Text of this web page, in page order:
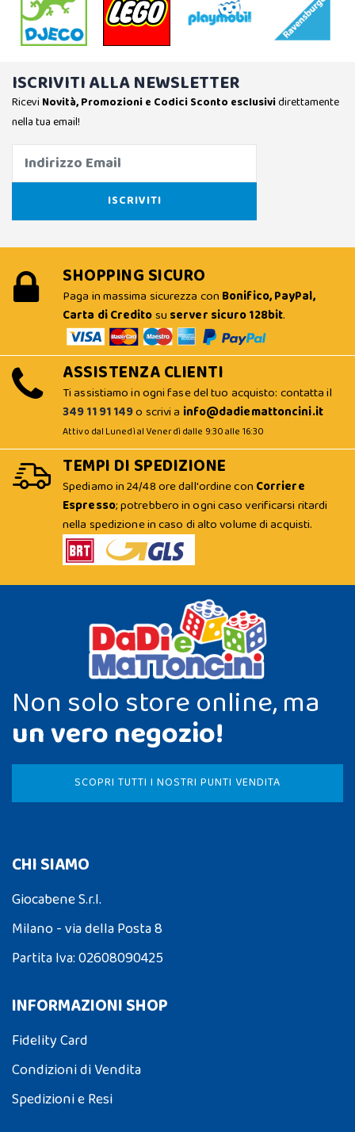
ISCRIVITI ALLA NEWSLETTER
Ricevi Novità, Promozioni e Codici Sconto esclusividirettamente
nella tua email!
SHOPPING SICURO
Paga in massima sicurezza con Bonifico, PayPal,
Carta di Creditosu server sicuro 128bit.
ASSISTENZA CLIENTI
Ti assistiamo in ogni fase del tuo acquisto: contatta il
349 11 91 149o scrivi a info@dadiemattoncini.it
Attivo dal Lunedì al Venerdì dalle 9:30 alle 16:30
TEMPI DI SPEDIZIONE
Spediamo in 24/48 ore dall'ordine con Corriere
Espresso; potrebbero in ogni caso verificarsi ritardi
nella spedizione in caso di alto volume di acquisti.
Non solo store online, ma
un vero negozio!
SCOPRI TUTTI I NOSTRI PUNTI VENDITA
CHI SIAMO
Giocabene S.r.l.
Milano - via della Posta 8
Partita Iva: 02608090425
INFORMAZIONI SHOP
Fidelity Card
Condizioni di Vendita
Spedizioni e Resi